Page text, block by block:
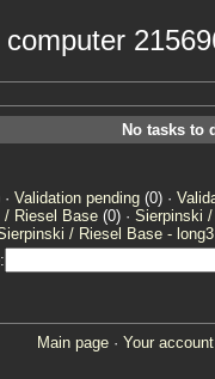
No tasks to
Validation pending (0) ·
/ Riesel Base(0) · Sierpinski
/ Riesel Base - long3
Main page · Your account